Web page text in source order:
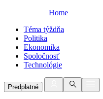
Home
Téma týždňa
Politika
Ekonomika
Spoločnosť
Technológie
Predplatné